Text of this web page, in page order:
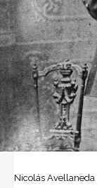
Nicolás Avellaneda